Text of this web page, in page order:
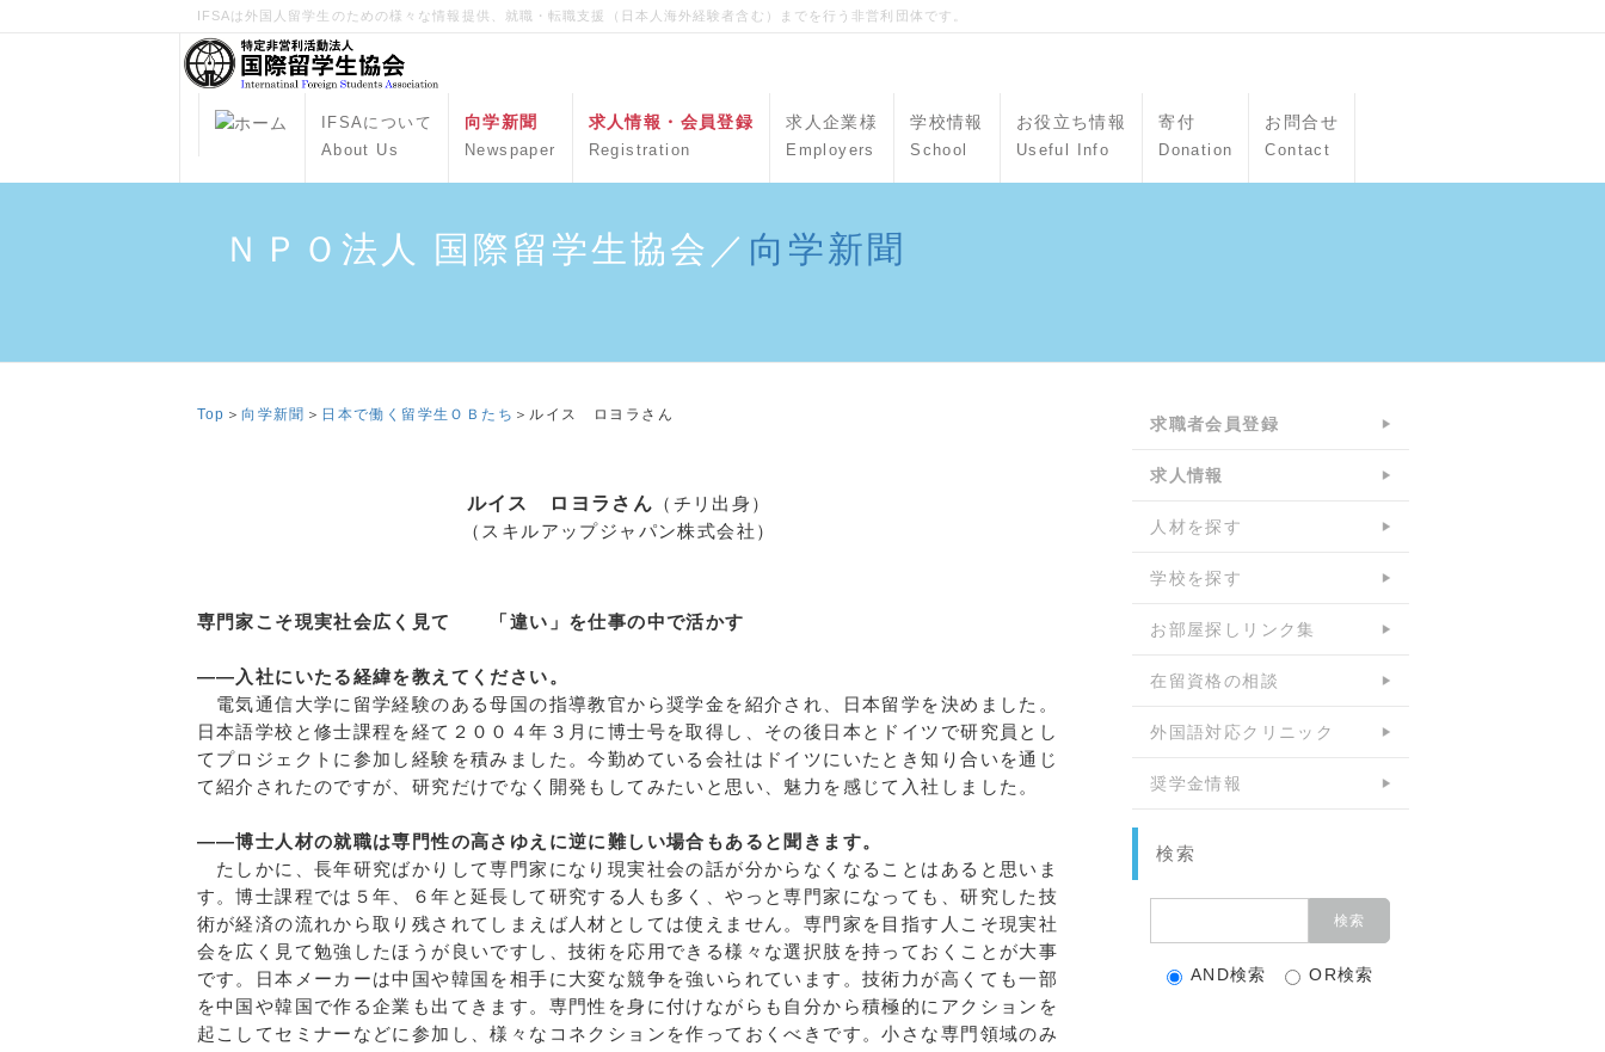
IFSAは外国人留学生のための様々な情報提供、就職・転職支援（日本人海外経験者含む）までを行う非営利団体です。
IFSAについて
About Us
向学新聞
Newspaper
求人情報・会員登録
Registration
求人企業様
Employers
学校情報
School
お役立ち情報
Useful Info
寄付
Donation
お問合せ
Contact
ＮＰＯ法人 国際留学生協会／ 向学新聞
Top ＞向学新聞 ＞ 日本で働く留学生ＯＢたち ＞ルイス ロヨラさん
ルイス ロヨラさん （チリ出身）
（スキルアップジャパン株式会社）
専門家こそ現実社会広く見て 「違い」を仕事の中で活かす
――入社にいたる経緯を教えてください。
電気通信大学に留学経験のある母国の指導教官から奨学金を紹介され、日本留学を決めました。
日本語学校と修士課程を経て２００４年３月に博士号を取得し、その後日本とドイツで研究員とし
てプロジェクトに参加し経験を積みました。今勤めている会社はドイツにいたとき知り合いを通じ
て紹介されたのですが、研究だけでなく開発もしてみたいと思い、魅力を感じて入社しました。
――博士人材の就職は専門性の高さゆえに逆に難しい場合もあると聞きます。
たしかに、長年研究ばかりして専門家になり現実社会の話が分からなくなることはあると思いま
す。博士課程では５年、６年と延長して研究する人も多く、やっと専門家になっても、研究した技
術が経済の流れから取り残されてしまえば人材としては使えません。専門家を目指す人こそ現実社
会を広く見て勉強したほうが良いですし、技術を応用できる様々な選択肢を持っておくことが大事
です。日本メーカーは中国や韓国を相手に大変な競争を強いられています。技術力が高くても一部
を中国や韓国で作る企業も出てきます。専門性を身に付けながらも自分から積極的にアクションを
起こしてセミナーなどに参加し、様々なコネクションを作っておくべきです。小さな専門領域のみ
求職者会員登録
求人情報
人材を探す
学校を探す
お部屋探しリンク集
在留資格の相談
外国語対応クリニック
奨学金情報
検索
AND検索 OR検索